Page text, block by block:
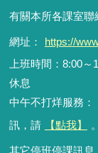
有關本所各課室聯
網址：
https://
上班時間：8:00
休息
中午不打烊服務：
訊，請
【點我】 。
其它停班停課訊息